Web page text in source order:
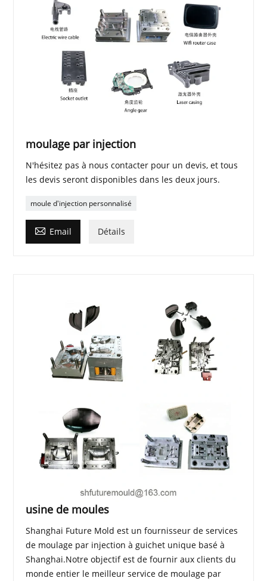
moulage par injection
N'hésitez pas à nous contacter pour un devis, et tous
les devis seront disponibles dans les deux jours.
moule d'injection personnalisé
 Email Détails
usine de moules
Shanghai Future Mold est un fournisseur de services
de moulage par injection à guichet unique basé à
Shanghai.Notre objectif est de fournir aux clients du
monde entier le meilleur service de moulage par